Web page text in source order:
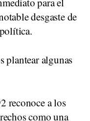
desgaste de
.
plantear algunas
reconoce a los
como una